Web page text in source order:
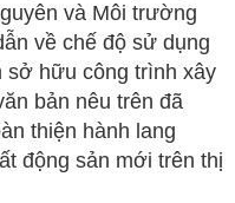
và Môi trường
về chế độ sử dụng
sở hữu công trình xây
bản nêu trên đã
thiện hành lang
động sản mới trên thị